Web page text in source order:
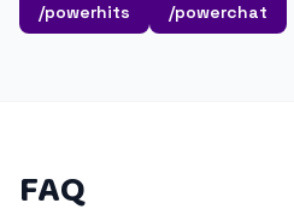
/powerhits
/powerchat
FAQ